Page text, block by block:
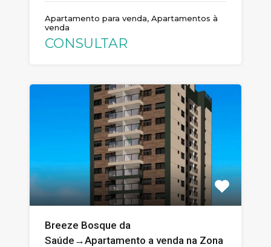
Apartamento para venda, Apartamentos à
venda
CONSULTAR
Breeze Bosque da
Saúde→Apartamento a venda na Zona